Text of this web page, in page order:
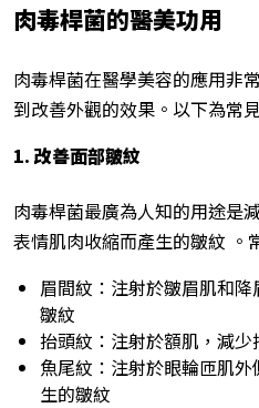
肉毒桿菌的醫美功用
肉毒桿菌在醫學美容的應用非
到改善外觀的效果。以下為常
1. 改善面部皺紋
肉毒桿菌最廣為人知的用途是
表情肌肉收縮而產生的皺紋 。
眉間紋：注射於皺眉肌和
皺紋
抬頭紋：注射於額肌，減
魚尾紋：注射於眼輪匝肌
生的皺紋